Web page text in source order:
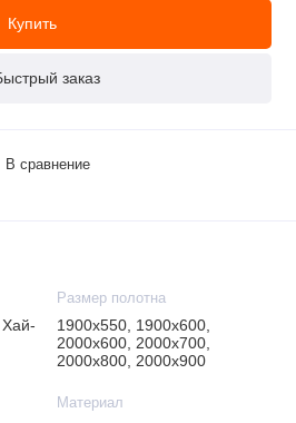
Купить
заказ
В сравнение
Размер полотна
1900х550, 1900х600,
2000х600, 2000х700,
2000х800, 2000х900
Материал